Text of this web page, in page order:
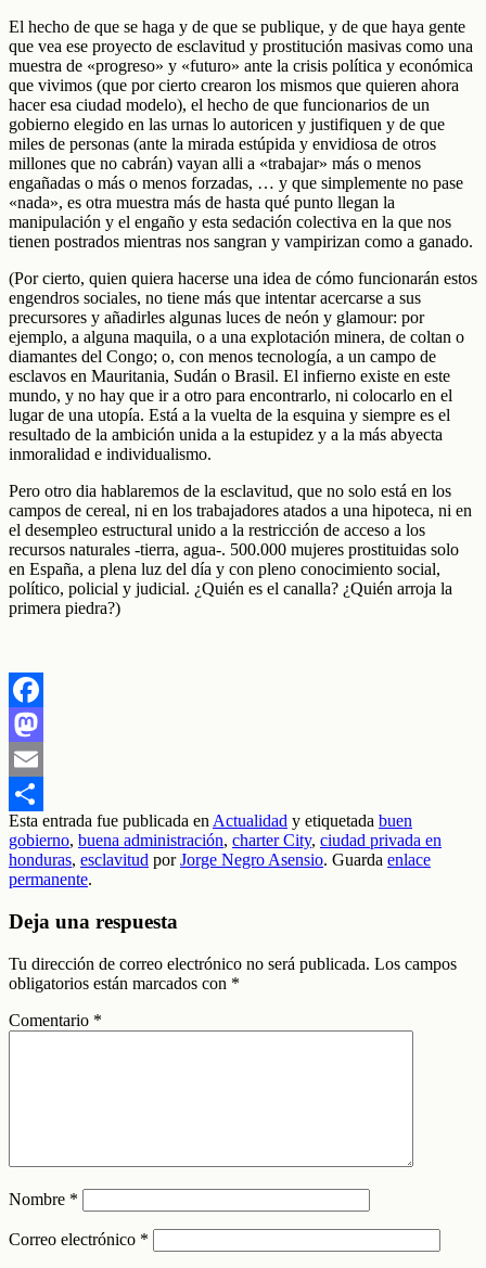
El hecho de que se haga y de que se publique, y de que haya gente
que vea ese proyecto de esclavitud y prostitución masivas como una
muestra de «progreso» y «futuro» ante la crisis política y económica
que vivimos (que por cierto crearon los mismos que quieren ahora
hacer esa ciudad modelo), el hecho de que funcionarios de un
gobierno elegido en las urnas lo autoricen y justifiquen y de que
miles de personas (ante la mirada estúpida y envidiosa de otros
millones que no cabrán) vayan alli a «trabajar» más o menos
engañadas o más o menos forzadas, … y que simplemente no pase
«nada», es otra muestra más de hasta qué punto llegan la
manipulación y el engaño y esta sedación colectiva en la que nos
tienen postrados mientras nos sangran y vampirizan como a ganado.
(Por cierto, quien quiera hacerse una idea de cómo funcionarán estos
engendros sociales, no tiene más que intentar acercarse a sus
precursores y añadirles algunas luces de neón y glamour: por
ejemplo, a alguna maquila, o a una explotación minera, de coltan o
diamantes del Congo; o, con menos tecnología, a un campo de
esclavos en Mauritania, Sudán o Brasil. El infierno existe en este
mundo, y no hay que ir a otro para encontrarlo, ni colocarlo en el
lugar de una utopía. Está a la vuelta de la esquina y siempre es el
resultado de la ambición unida a la estupidez y a la más abyecta
inmoralidad e individualismo.
Pero otro dia hablaremos de la esclavitud, que no solo está en los
campos de cereal, ni en los trabajadores atados a una hipoteca, ni en
el desempleo estructural unido a la restricción de acceso a los
recursos naturales -tierra, agua-. 500.000 mujeres prostituidas solo
en España, a plena luz del día y con pleno conocimiento social,
político, policial y judicial. ¿Quién es el canalla? ¿Quién arroja la
primera piedra?)
Facebook
Mastodon
Email
Compartir
Esta entrada fue publicada en Actualidad y etiquetada buen
gobierno, buena administración, charter City, ciudad privada en
honduras, esclavitud porJorge Negro Asensio. Guarda enlace
permanente.
Deja una respuesta
Tu dirección de correo electrónico no será publicada. Los campos
obligatorios están marcados con *
Comentario *
Nombre *
Correo electrónico *